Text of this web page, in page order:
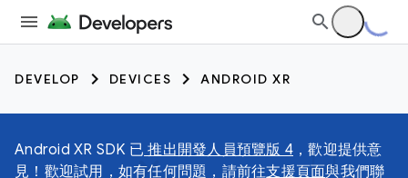
DEVELOP DEVICES ANDROID XR
Android XR SDK 已 推出開發人員預覽版 4 ，歡迎提供意
見！歡迎試用，如有任何問題，請前往支援頁面與我們聯